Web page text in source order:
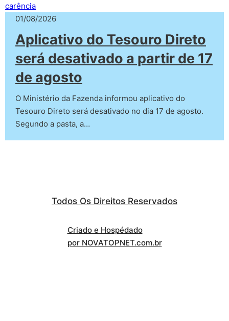
01/08/2026
Aplicativo do Tesouro Direto
será desativado a partir de 17
de agosto
O Ministério da Fazenda informou aplicativo do
Tesouro Direto será desativado no dia 17 de agosto.
Segundo a pasta, a…
Todos Os Direitos Reservados
Criado e Hospédado
por NOVATOPNET.com.br